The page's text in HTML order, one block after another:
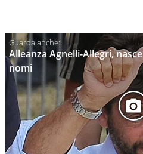
Alleanza Agnelli-Allegri,
nomi